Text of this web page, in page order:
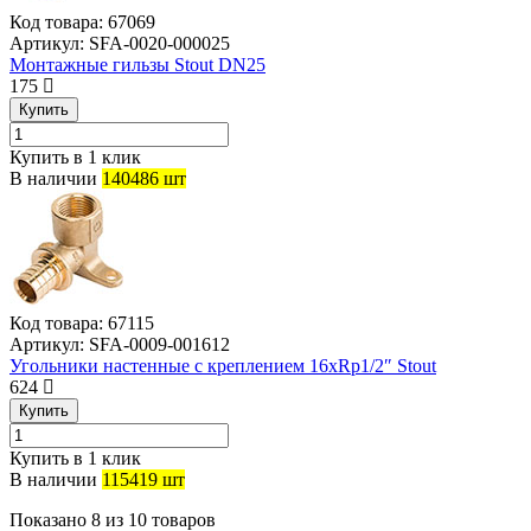
Код товара: 67069
Артикул: SFA-0020-000025
Монтажные гильзы Stout DN25
175
Купить
Купить в 1 клик
В наличии 140486 шт
Код товара: 67115
Артикул: SFA-0009-001612
Угольники настенные с креплением 16xRp1/2″ Stout
624
Купить
Купить в 1 клик
В наличии 115419 шт
Показано 8 из 10 товаров